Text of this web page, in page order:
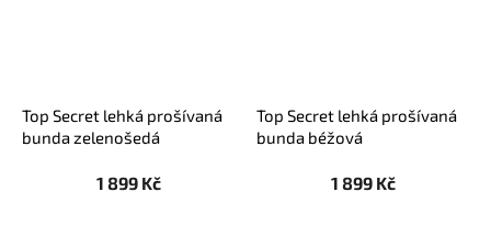
Top Secret lehká prošívaná
bunda zelenošedá
1 899 Kč
Top Secret lehká prošívaná
bunda béžová
1 899 Kč